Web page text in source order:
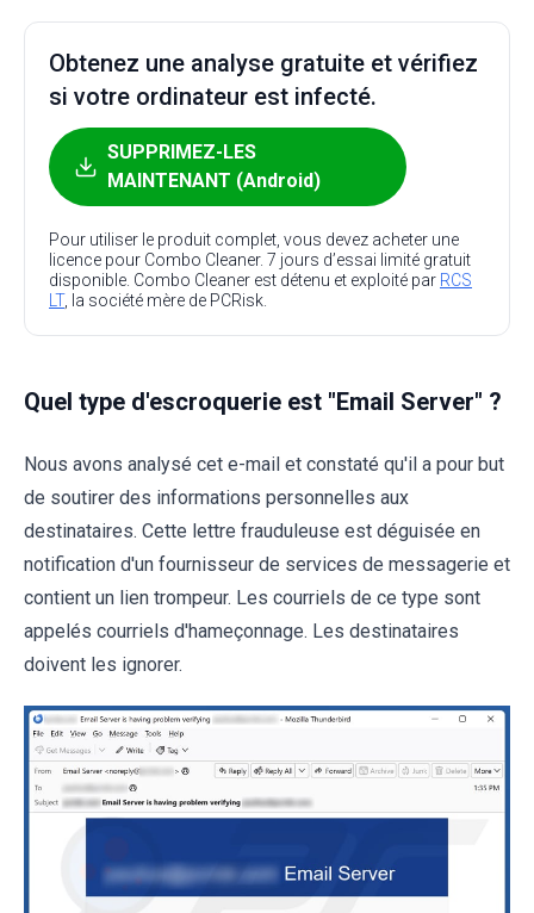
Obtenez une analyse gratuite et vérifiez
si votre ordinateur est infecté.
SUPPRIMEZ-LES
MAINTENANT (Android)
Pour utiliser le produit complet, vous devez acheter une
licence pour Combo Cleaner. 7 jours d’essai limité gratuit
disponible. Combo Cleaner est détenu et exploité par RCS
LT, la société mère de PCRisk.
Quel type d'escroquerie est "Email Server" ?
Nous avons analysé cet e-mail et constaté qu'il a pour but
de soutirer des informations personnelles aux
destinataires. Cette lettre frauduleuse est déguisée en
notification d'un fournisseur de services de messagerie et
contient un lien trompeur. Les courriels de ce type sont
appelés courriels d'hameçonnage. Les destinataires
doivent les ignorer.